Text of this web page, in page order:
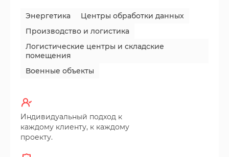
Энергетика
Центры обработки данных
Производство и логистика
Логистические центры и складские
помещения
Военные объекты
Индивидуальный подход к
каждому клиенту, к каждому
проекту.